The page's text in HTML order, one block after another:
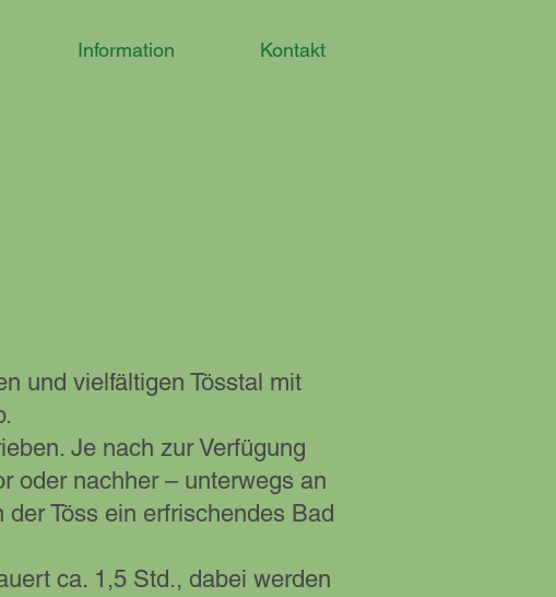
Information Kontakt
und vielfältigen Tösstal mit
Je nach zur Verfügung
oder nachher – unterwegs an
Töss ein erfrischendes Bad
ca. 1,5 Std., dabei werden